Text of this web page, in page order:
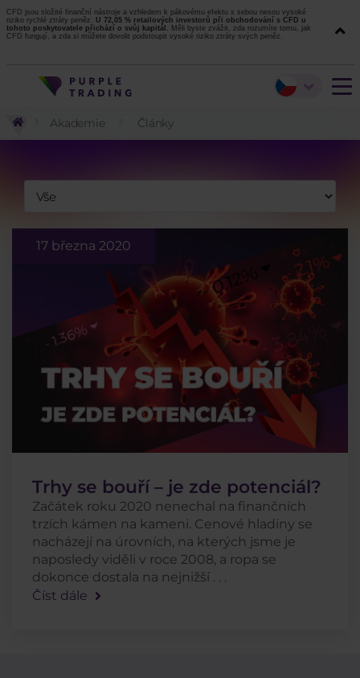
CFD jsou složité finanční nástroje a vzhledem k pákovému efektu s sebou nesou vysoké
riziko rychlé ztráty peněz. U 72,05 % retailových investorů při obchodování s CFD u
tohoto poskytovatele přichází o svůj kapitál. Měli byste zvážit, zda rozumíte tomu, jak
CFD fungují, a zda si můžete dovolit podstoupit vysoké riziko ztráty svých peněz.
Akademie Články
17 března 2020
Trhy se bouří – je zde potenciál?
Začátek roku 2020 nenechal na finančních
trzích kámen na kameni. Cenové hladiny se
nacházejí na úrovních, na kterých jsme je
naposledy viděli v roce 2008, a ropa se
dokonce dostala na nejnižší . . .
Číst dále